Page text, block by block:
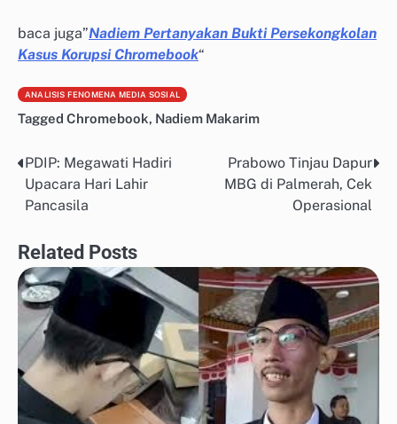
baca juga”Nadiem Pertanyakan Bukti Persekongkolan
Kasus Korupsi Chromebook“
ANALISIS FENOMENA MEDIA SOSIAL
Tagged Chromebook, Nadiem Makarim
Post
navigation
PDIP: Megawati Hadiri
Upacara Hari Lahir
Pancasila
Prabowo Tinjau Dapur
MBG di Palmerah, Cek
Operasional
Related Posts